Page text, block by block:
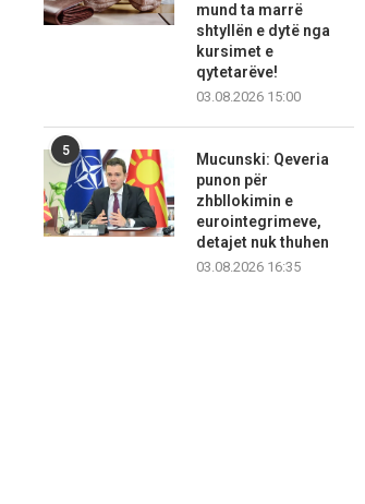
mund ta marrë
shtyllën e dytë nga
kursimet e
qytetarëve!
03.08.2026 15:00
5
Mucunski: Qeveria
punon për
zhbllokimin e
eurointegrimeve,
detajet nuk thuhen
03.08.2026 16:35